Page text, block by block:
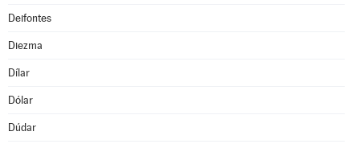
Deifontes
Diezma
Dílar
Dólar
Dúdar